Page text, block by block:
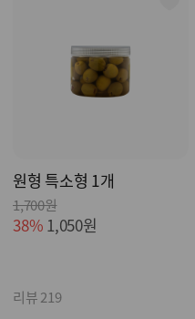
원형 특소형 1개
1,700원
38% 1,050원
리뷰 219